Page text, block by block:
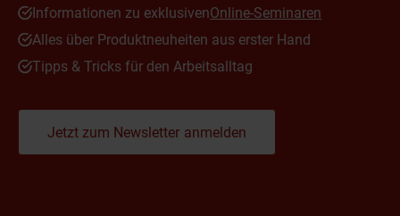
Informationen zu exklusivenOnline-Seminaren
Alles über Produktneuheiten aus erster Hand
Tipps & Tricks für den Arbeitsalltag
Jetzt zum Newsletter anmelden